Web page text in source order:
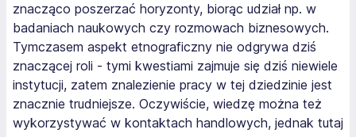
znacząco poszerzać horyzonty, biorąc udział np. w
badaniach naukowych czy rozmowach biznesowych.
Tymczasem aspekt etnograficzny nie odgrywa dziś
znaczącej roli - tymi kwestiami zajmuje się dziś niewiele
instytucji, zatem znalezienie pracy w tej dziedzinie jest
znacznie trudniejsze. Oczywiście, wiedzę można też
wykorzystywać w kontaktach handlowych, jednak tutaj